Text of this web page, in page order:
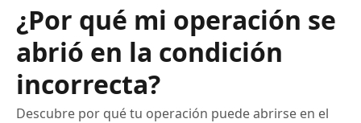
¿Por qué mi operación se
abrió en la condición
incorrecta?
Descubre por qué tu operación puede abrirse en el